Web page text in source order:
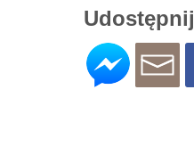
Udostępnij